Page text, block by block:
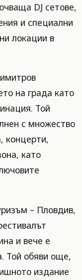
DJ сетове,
и специални
локации в
на града като
Той
с множество
концерти,
като
– Пловдив,
и вече е
Той обяви още,
издание